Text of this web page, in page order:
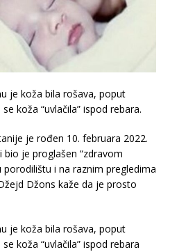
je koža bila rošava, poput
koža “uvlačila” ispod rebara.
je rođen 10. februara 2022.
je proglašen “zdravom
i na raznim pregledima
Džons kaže da je prosto
je koža bila rošava, poput
koža “uvlačila” ispod rebara